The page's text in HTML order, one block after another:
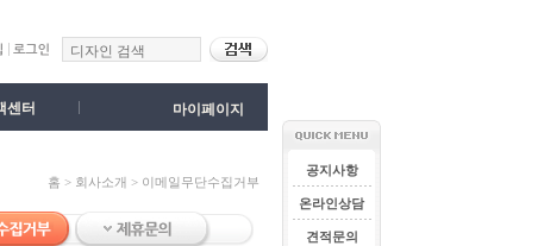
센터 마이페이지
홈 > 회사소개 > 이메일무단수집거부
공지사항
온라인상담
견적문의